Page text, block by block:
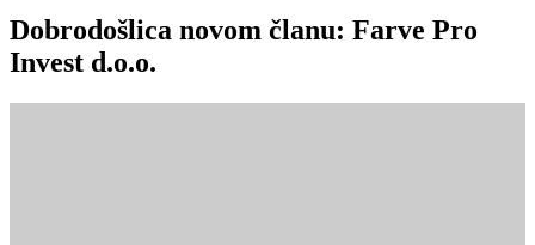
Dobrodošlica novom članu: Farve Pro
Invest d.o.o.